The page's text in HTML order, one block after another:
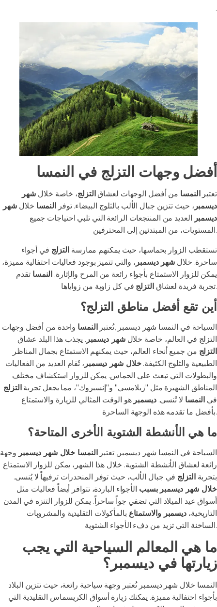
.
أفضل وجهات التزلج في النمسا
تعتبر النمسا من أفضل الوجهات لعشاق التزلج، خاصة خلال شهر
ديسمبر ، حيث تتزين جبال الألب بالثلوج البيضاء. توفر النمسا خلال شهر
ديسمبر العديد من المنتجعات الرائعة التي تلبي احتياجات جميع
المستويات، من المبتدئين إلى المحترفين.
تستقطب الزوار بحماسها، حيث يمكنهم ممارسة التزلج في أجواء
ساحرة. خلال شهر ديسمبر ، والتي تتميز بوجود فعاليات احتفالية مميزة،
يمكن للزوار الاستمتاع بأجواء رائعة من المرح والإثارة. النمسا تقدم
تجربة فريدة لعشاق التزلج في كل زاوية من زواياها.
أين تقع أفضل مناطق التزلج؟
السياحة في النمسا شهر ديسمبر ,تُعتبر النمسا واحدة من أفضل وجهات
التزلج في العالم، خاصة خلالشهر ديسمبر . يجذب هذا البلد عشاق
التزلج من جميع أنحاء العالم، حيث يمكنهم الاستمتاع بجمال المناظر
الطبيعية والثلوج الكثيفة.خلال شهر ديسمبر ، تُقام العديد من الفعاليات
والبطولات التي تبعث على الحماس. يمكن للزوار استكشاف مختلف
المناطق الشهيرة مثل "زيلامسي" و"إنسبروك"، مما يجعل تجربة التزلج
في النمسا لا تُنسى.ديسمبر هو الوقت المثالي للزيارة والاستمتاع
بأفضل ما تقدمه هذه الوجهة الساحرة.
ما هي الأنشطة الشتوية الأخرى المتاحة؟
السياحة في النمسا شهر ديسمبر, تعتبر النمسا خلال شهر ديسمبر وجهة
رائعة لعشاق الأنشطة الشتوية. خلال هذا الشهر، يمكن للزوار الاستمتاع
بتجربة التزلج في جبال الألب، حيث توفر المنحدرات ترفيهاً لا يُنسى.
خلال شهر ديسمبر بسبب الأجواء الباردة، تتوافر أيضاً فعاليات مثل
أسواق عيد الميلاد التي تضفي جواً ساحراً. يمكن للزوار التنزه في المدن
التاريخية، ديسمبر والاستمتاع بالمأكولات التقليدية والمشروبات
الساخنة التي تزيد من دفء الأجواء الشتوية.
ما هي المعالم السياحية التي يجب
زيارتها في ديسمبر؟
النمسا خلال شهر ديسمبر تُعتبر وجهة سياحية رائعة، حيث تتزين البلاد
بأجواء احتفالية مميزة. يمكنك زيارة أسواق الكريسماس التقليدية التي